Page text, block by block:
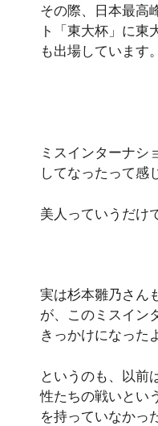
その際、日本最高
ト「東大杯」に東
も出場しています。
ミスインターナシ
してなったって感
美人っていうだけ
実は杉本雛乃さん
が、このミスイン
きっかけになった
というのも、以前
性たちの戦いとい
を持っていなかっ